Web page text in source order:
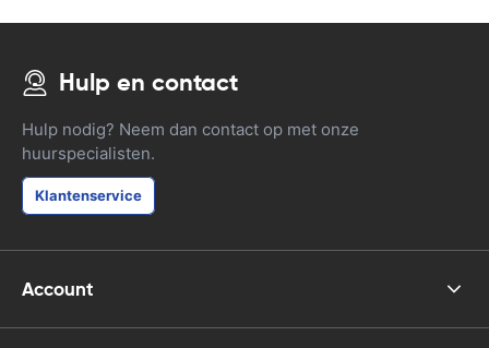
Hulp en contact
Hulp nodig? Neem dan contact op met onze
huurspecialisten.
Klantenservice
Account